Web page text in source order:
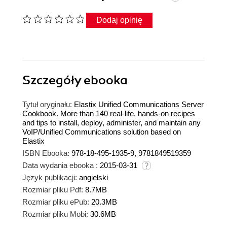
Dodaj opinię
Szczegółyebooka
Tytuł oryginału: Elastix Unified Communications Server
Cookbook. More than 140 real-life, hands-on recipes
and tips to install, deploy, administer, and maintain any
VoIP/Unified Communications solution based on
Elastix
ISBN Ebooka: 978-18-495-1935-9, 9781849519359
Data wydania ebooka : 2015-03-31
Język publikacji: angielski
Rozmiar pliku Pdf: 8.7MB
Rozmiar pliku ePub: 20.3MB
Rozmiar pliku Mobi: 30.6MB